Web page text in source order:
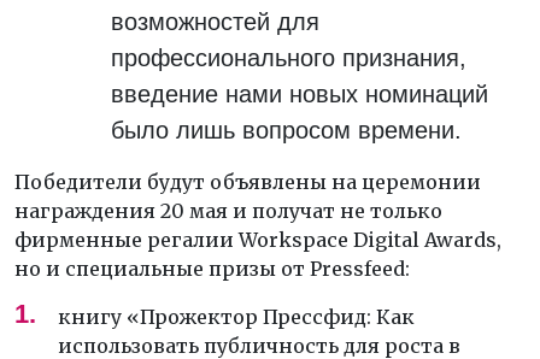
возможностей для
профессионального признания,
введение нами новых номинаций
было лишь вопросом времени.
Победители будут объявлены на церемонии
награждения 20 мая и получат не только
фирменные регалии Workspace Digital Awards,
но и специальные призы от Pressfeed:
книгу «Прожектор Прессфид: Как
использовать публичность для роста в